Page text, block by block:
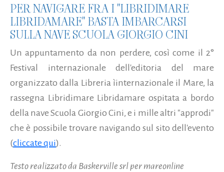
PER NAVIGARE FRA I "LIBRIDIMARE
LIBRIDAMARE" BASTA IMBARCARSI
SULLA NAVE SCUOLA GIORGIO CINI
Un appuntamento da non perdere, così come il 2°
Festival internazionale dell'editoria del mare
organizzato dalla Libreria ìinternazionale il Mare, la
rassegna Libridimare Libridamare ospitata a bordo
della nave Scuola Giorgio Cini, e i mille altri "approdi"
che è possibile trovare navigando sul sito dell'evento
(cliccate qui).
Testo realizzato da Baskerville srl per mareonline